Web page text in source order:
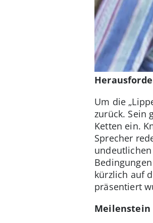
Um die
zurück. Sein
Ketten ein.
Sprecher
kürzlich auf
präsentiert